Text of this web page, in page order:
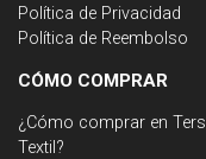
Política de Privacidad
Política de Reembolso
CÓMO COMPRAR
¿Cómo comprar en Ters
Textil?